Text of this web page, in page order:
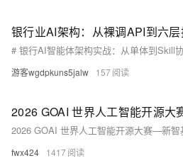
银行业AI架构：从裸调API到六
游客wgdpkuns5jalw 157
fwx424 1417